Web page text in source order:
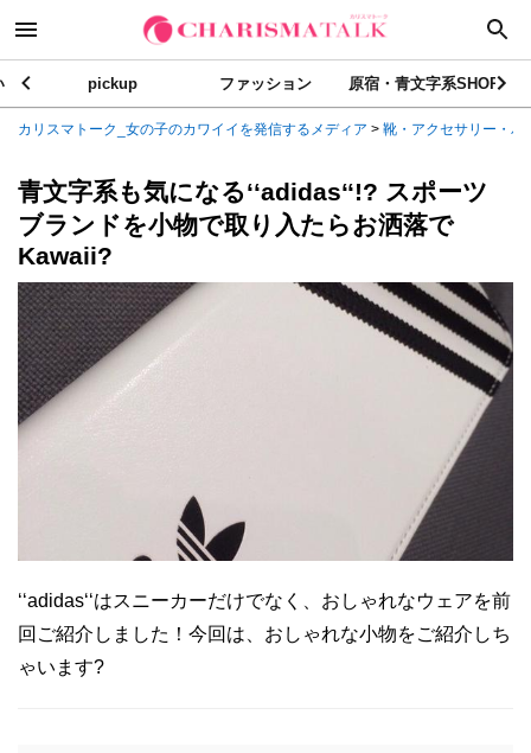
pickup ファッション 原宿・青文字系SHOP
カリスマトーク_女の子のカワイイを発信するメディア > 靴・アクセサリー・バ
青文字系も気になる‘‘adidas‘‘!? スポーツ
ブランドを小物で取り入たらお洒落で
Kawaii?
‘‘adidas‘‘はスニーカーだけでなく、おしゃれなウェアを前
回ご紹介しました！今回は、おしゃれな小物をご紹介しち
ゃいます?